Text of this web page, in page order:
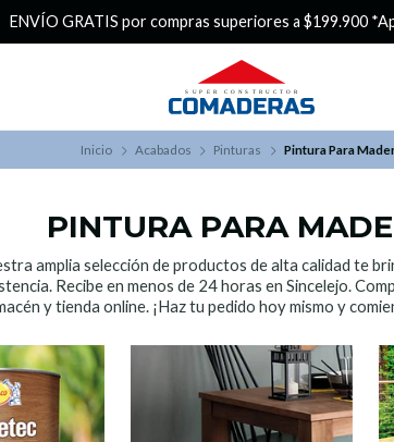
¿Buscas Promociones? ¡Aprovecha nuestros
Inicio Acabados Pinturas Pintura Para
PINTURA PARA
amplia selección de productos de alta calidad te
Recibe en menos de 24 horas en Sincelejo.
y tienda online. ¡Haz tu pedido hoy mismo y